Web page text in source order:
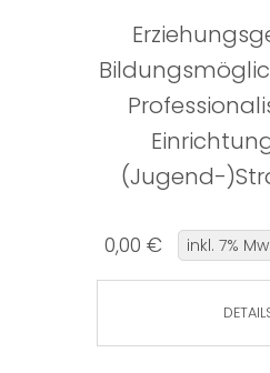
(Jugend-
0,00 € inkl. 7%